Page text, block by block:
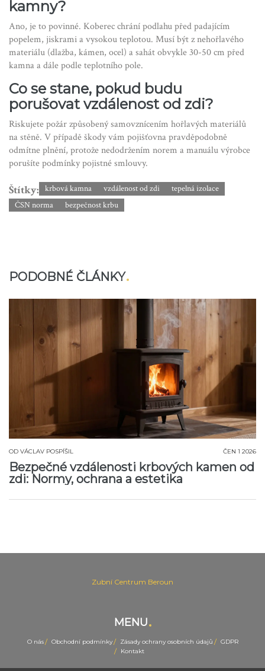
kamny?
Ano, je to povinné. Koberec chrání podlahu před padajícím
popelem, jiskrami a vysokou teplotou. Musí být z nehořlavého
materiálu (dlažba, kámen, ocel) a sahát obvykle 30-50 cm před
kamna a dále podle teplotního pole.
Co se stane, pokud budu
porušovat vzdálenost od zdi?
Riskujete požár způsobený samovznícením hořlavých materiálů
na stěně. V případě škody vám pojišťovna pravděpodobně
odmítne plnění, protože nedodržením norem a manuálu výrobce
porušíte podmínky pojistné smlouvy.
Štítky: krbová kamna vzdálenost od zdi
tepelná izolace
ČSN norma
bezpečnost krbu
PODOBNÉ ČLÁNKY
OD VÁCLAV POSPÍŠIL ČEN 1 2026
Bezpečné vzdálenosti krbových kamen od
zdi: Normy, ochrana a estetika
Zubní Centrum Beroun
MENU
O nás Obchodní podmínky Zásady ochrany osobních údajů
GDPR
Kontakt